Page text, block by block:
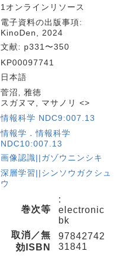
1オンラインリソース
電子資料の出版事項:
KinoDen, 2024
文献: p331〜350
KP00097741
日本語
菅沼, 雅徳
スガヌマ, マサノリ <>
情報科学 NDC9:007.13
情報学．情報科学
NDC10:007.13
画像認識||ガゾウニンシキ
深層学習||シンソウガクシュ
ウ
巻次等
:
electronic
bk
取消／無
効ISBN
97842742
31841